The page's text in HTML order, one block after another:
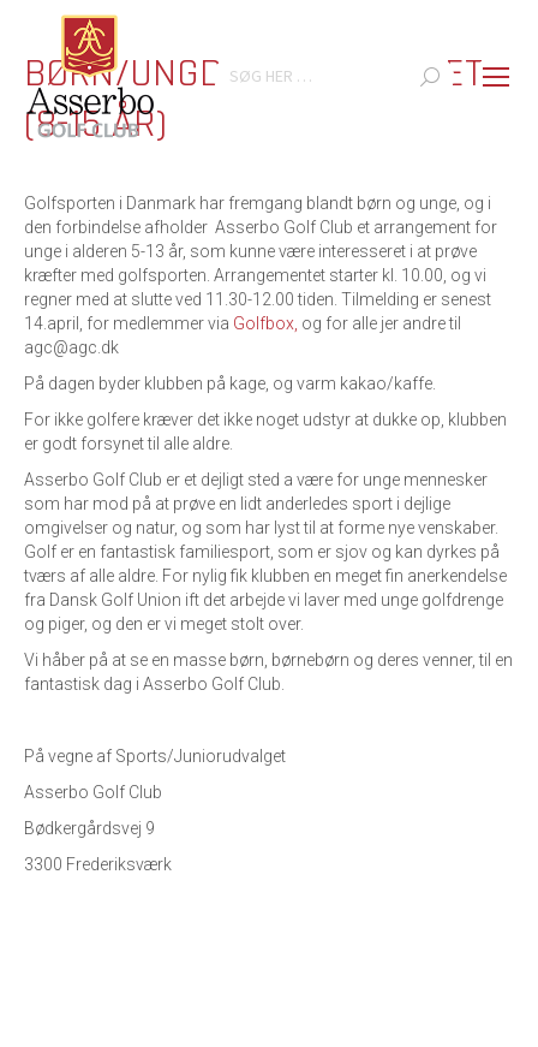
Search:
BØRN/UNGDOM NY/LETØVET
(8-15 ÅR)
Golfsporten i Danmark har fremgang blandt børn og unge, og i
den forbindelse afholder Asserbo Golf Club et arrangement for
unge i alderen 5-13 år, som kunne være interesseret i at prøve
kræfter med golfsporten. Arrangementet starter kl. 10.00, og vi
regner med at slutte ved 11.30-12.00 tiden. Tilmelding er senest
14.april, for medlemmer via Golfbox, og for alle jer andre til
agc@agc.dk
På dagen byder klubben på kage, og varm kakao/kaffe.
For ikke golfere kræver det ikke noget udstyr at dukke op, klubben
er godt forsynet til alle aldre.
Asserbo Golf Club er et dejligt sted a være for unge mennesker
som har mod på at prøve en lidt anderledes sport i dejlige
omgivelser og natur, og som har lyst til at forme nye venskaber.
Golf er en fantastisk familiesport, som er sjov og kan dyrkes på
tværs af alle aldre. For nylig fik klubben en meget fin anerkendelse
fra Dansk Golf Union ift det arbejde vi laver med unge golfdrenge
og piger, og den er vi meget stolt over.
Vi håber på at se en masse børn, børnebørn og deres venner, til en
fantastisk dag i Asserbo Golf Club.
På vegne af Sports/Juniorudvalget
Asserbo Golf Club
Bødkergårdsvej 9
3300 Frederiksværk